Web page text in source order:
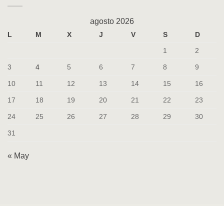
agosto 2026
L M X J V S
D
1
2
3 4 5 6 7 8 9
10 11 12 13 14 15 16
17 18 19 20 21 22 23
24 25 26 27 28 29 30
31
« May